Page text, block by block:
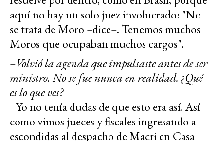
aquí no hay un solo juez involucrado: "No
se trata de Moro –dice–. Tenemos muchos
Moros que ocupaban muchos cargos".
–Volvió la agenda que impulsaste antes de ser
ministro. No se fue nunca en realidad. ¿Qué
es lo que ves?
–Yo no tenía dudas de que esto era así. Así
como vimos jueces y fiscales ingresando a
escondidas al despacho de Macri en Casa